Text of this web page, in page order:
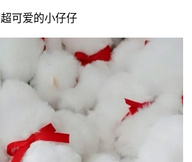
超可爱的小仔仔